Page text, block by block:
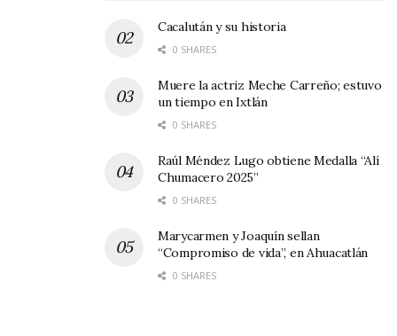
Cacalután y su historia
0 SHARES
Muere la actriz Meche Carreño; estuvo
un tiempo en Ixtlán
0 SHARES
Raúl Méndez Lugo obtiene Medalla “Alí
Chumacero 2025”
0 SHARES
Marycarmen y Joaquín sellan
“Compromiso de vida”, en Ahuacatlán
0 SHARES